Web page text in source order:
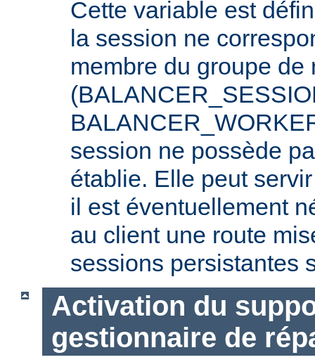
Cette variable est
la session ne
membre du groupe
session ne possède
établie. Elle peut
il est éventuellement
au client une route
sessions persistantes
Activation du
gestionnaire de